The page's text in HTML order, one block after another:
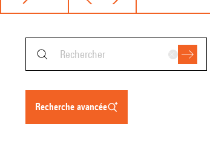
recherche avancée